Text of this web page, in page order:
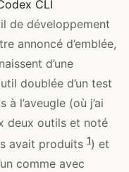
CLI
de développement
annoncé d’emblée,
d’une
doublée d’un test
à l’aveugle (où j’ai
deux outils et noté
avait produits 1) et
comme avec